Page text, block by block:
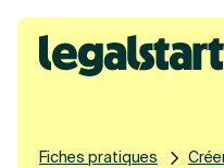
Legalstart
Fiches pratiques